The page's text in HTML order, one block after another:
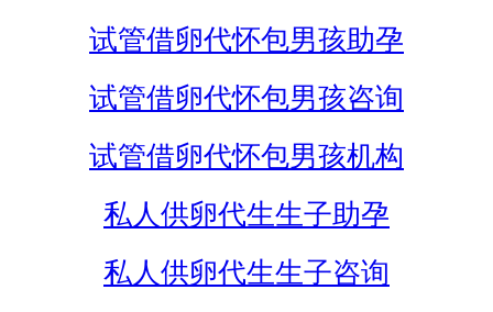
试管借卵代怀包男孩助孕
试管借卵代怀包男孩咨询
试管借卵代怀包男孩机构
私人供卵代生生子助孕
私人供卵代生生子咨询